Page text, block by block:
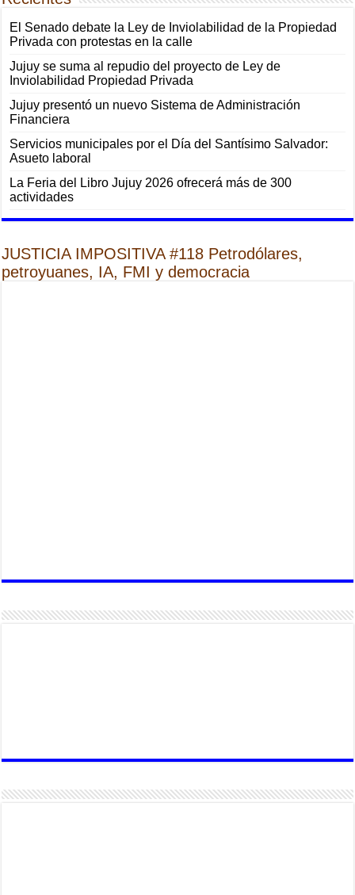
El Senado debate la Ley de Inviolabilidad de la Propiedad
Privada con protestas en la calle
Jujuy se suma al repudio del proyecto de Ley de
Inviolabilidad Propiedad Privada
Jujuy presentó un nuevo Sistema de Administración
Financiera
Servicios municipales por el Día del Santísimo Salvador:
Asueto laboral
La Feria del Libro Jujuy 2026 ofrecerá más de 300
actividades
JUSTICIA IMPOSITIVA #118 Petrodólares,
petroyuanes, IA, FMI y democracia